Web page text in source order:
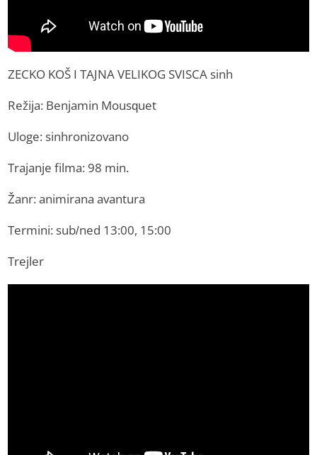
ZECKO KOŠ I TAJNA VELIKOG SVISCA sinh
Režija: Benjamin Mousquet
Uloge: sinhronizovano
Trajanje filma: 98 min.
Žanr: animirana avantura
Termini: sub/ned 13:00, 15:00
Trejler